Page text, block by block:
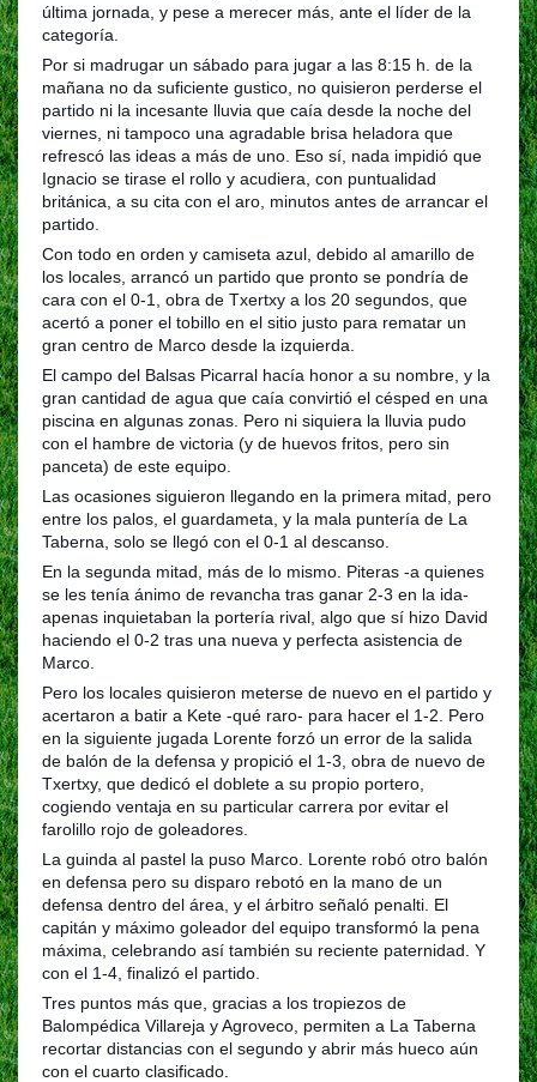
última jornada, y pese a merecer más, ante el líder de la
categoría.
Por si madrugar un sábado para jugar a las 8:15 h. de la
mañana no da suficiente gustico, no quisieron perderse el
partido ni la incesante lluvia que caía desde la noche del
viernes, ni tampoco una agradable brisa heladora que
refrescó las ideas a más de uno. Eso sí, nada impidió que
Ignacio se tirase el rollo y acudiera, con puntualidad
británica, a su cita con el aro, minutos antes de arrancar el
partido.
Con todo en orden y camiseta azul, debido al amarillo de
los locales, arrancó un partido que pronto se pondría de
cara con el 0-1, obra de Txertxy a los 20 segundos, que
acertó a poner el tobillo en el sitio justo para rematar un
gran centro de Marco desde la izquierda.
El campo del Balsas Picarral hacía honor a su nombre, y la
gran cantidad de agua que caía convirtió el césped en una
piscina en algunas zonas. Pero ni siquiera la lluvia pudo
con el hambre de victoria (y de huevos fritos, pero sin
panceta) de este equipo.
Las ocasiones siguieron llegando en la primera mitad, pero
entre los palos, el guardameta, y la mala puntería de La
Taberna, solo se llegó con el 0-1 al descanso.
En la segunda mitad, más de lo mismo. Piteras -a quienes
se les tenía ánimo de revancha tras ganar 2-3 en la ida-
apenas inquietaban la portería rival, algo que sí hizo David
haciendo el 0-2 tras una nueva y perfecta asistencia de
Marco.
Pero los locales quisieron meterse de nuevo en el partido y
acertaron a batir a Kete -qué raro- para hacer el 1-2. Pero
en la siguiente jugada Lorente forzó un error de la salida
de balón de la defensa y propició el 1-3, obra de nuevo de
Txertxy, que dedicó el doblete a su propio portero,
cogiendo ventaja en su particular carrera por evitar el
farolillo rojo de goleadores.
La guinda al pastel la puso Marco. Lorente robó otro balón
en defensa pero su disparo rebotó en la mano de un
defensa dentro del área, y el árbitro señaló penalti. El
capitán y máximo goleador del equipo transformó la pena
máxima, celebrando así también su reciente paternidad. Y
con el 1-4, finalizó el partido.
Tres puntos más que, gracias a los tropiezos de
Balompédica Villareja y Agroveco, permiten a La Taberna
recortar distancias con el segundo y abrir más hueco aún
con el cuarto clasificado.